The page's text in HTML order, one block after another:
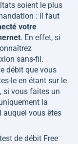
soient le plus
: il faut
votre
. En effet, si
sans-fil.
débit que vous
le en étant sur le
si vous faites un
la
auquel vous êtes
de débit Free